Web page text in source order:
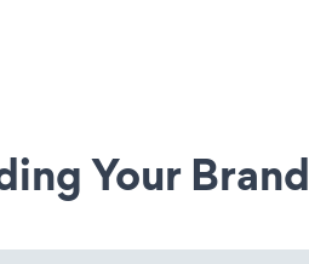
Your Brand